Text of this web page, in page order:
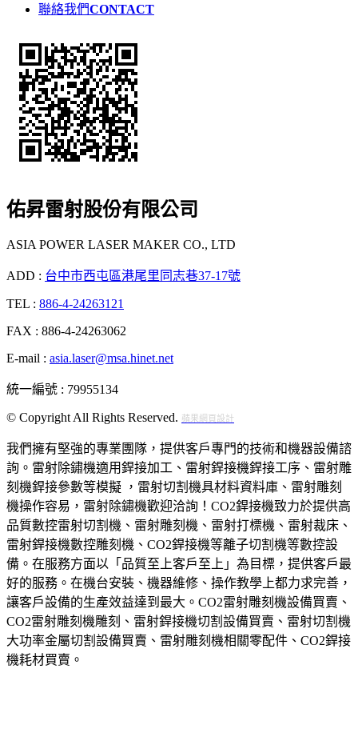
聯絡我們CONTACT
佑昇雷射股份有限公司
ASIA POWER LASER MAKER CO., LTD
ADD : 台中市西屯區港尾里同志巷37-17號
TEL : 886-4-24263121
FAX : 886-4-24263062
E-mail : asia.laser@msa.hinet.net
統一編號 : 79955134
© Copyright All Rights Reserved. 蘋果網頁設計
我們擁有堅強的專業團隊，提供客戶專門的技術和機器設備諮
詢。雷射除鏽機適用銲接加工、雷射銲接機銲接工序、雷射雕
刻機銲接參數等模擬‎ ，雷射切割機具材料資料庫、雷射雕刻
機操作容易，雷射除鏽機歡迎洽詢！‎CO2銲接機致力於提供高
品質數控雷射切割機、雷射雕刻機、雷射打標機、雷射裁床、
雷射銲接機數控雕刻機、CO2銲接機等離子切割機等數控設
備。在服務方面以「品質至上客戶至上」為目標，提供客戶最
好的服務。在機台安裝、機器維修、操作教學上都力求完善，
讓客戶設備的生產效益達到最大。CO2雷射雕刻機設備買賣、
CO2雷射雕刻機雕刻、雷射銲接機切割設備買賣、雷射切割機
大功率金屬切割設備買賣、雷射雕刻機相關零配件、CO2銲接
機耗材買賣。